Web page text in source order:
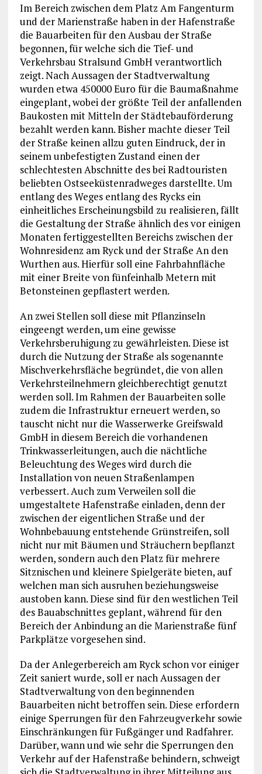
Im Bereich zwischen dem Platz Am Fangenturm
und der Marienstraße haben in der Hafenstraße
die Bauarbeiten für den Ausbau der Straße
begonnen, für welche sich die Tief- und
Verkehrsbau Stralsund GmbH verantwortlich
zeigt. Nach Aussagen der Stadtverwaltung
wurden etwa 450000 Euro für die Baumaßnahme
eingeplant, wobei der größte Teil der anfallenden
Baukosten mit Mitteln der Städtebauförderung
bezahlt werden kann. Bisher machte dieser Teil
der Straße keinen allzu guten Eindruck, der in
seinem unbefestigten Zustand einen der
schlechtesten Abschnitte des bei Radtouristen
beliebten Ostseeküstenradweges darstellte. Um
entlang des Weges entlang des Rycks ein
einheitliches Erscheinungsbild zu realisieren, fällt
die Gestaltung der Straße ähnlich des vor einigen
Monaten fertiggestellten Bereichs zwischen der
Wohnresidenz am Ryck und der Straße An den
Wurthen aus. Hierfür soll eine Fahrbahnfläche
mit einer Breite von fünfeinhalb Metern mit
Betonsteinen gepflastert werden.
An zwei Stellen soll diese mit Pflanzinseln
eingeengt werden, um eine gewisse
Verkehrsberuhigung zu gewährleisten. Diese ist
durch die Nutzung der Straße als sogenannte
Mischverkehrsfläche begründet, die von allen
Verkehrsteilnehmern gleichberechtigt genutzt
werden soll. Im Rahmen der Bauarbeiten solle
zudem die Infrastruktur erneuert werden, so
tauscht nicht nur die Wasserwerke Greifswald
GmbH in diesem Bereich die vorhandenen
Trinkwasserleitungen, auch die nächtliche
Beleuchtung des Weges wird durch die
Installation von neuen Straßenlampen
verbessert. Auch zum Verweilen soll die
umgestaltete Hafenstraße einladen, denn der
zwischen der eigentlichen Straße und der
Wohnbebauung entstehende Grünstreifen, soll
nicht nur mit Bäumen und Sträuchern bepflanzt
werden, sondern auch den Platz für mehrere
Sitznischen und kleinere Spielgeräte bieten, auf
welchen man sich ausruhen beziehungsweise
austoben kann. Diese sind für den westlichen Teil
des Bauabschnittes geplant, während für den
Bereich der Anbindung an die Marienstraße fünf
Parkplätze vorgesehen sind.
Da der Anlegerbereich am Ryck schon vor einiger
Zeit saniert wurde, soll er nach Aussagen der
Stadtverwaltung von den beginnenden
Bauarbeiten nicht betroffen sein. Diese erfordern
einige Sperrungen für den Fahrzeugverkehr sowie
Einschränkungen für Fußgänger und Radfahrer.
Darüber, wann und wie sehr die Sperrungen den
Verkehr auf der Hafenstraße behindern, schweigt